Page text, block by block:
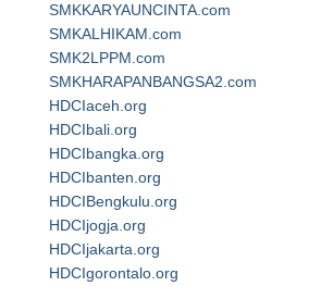
SMKKARYAUNCINTA.com
SMKALHIKAM.com
SMK2LPPM.com
SMKHARAPANBANGSA2.com
HDCIaceh.org
HDCIbali.org
HDCIbangka.org
HDCIbanten.org
HDCIBengkulu.org
HDCIjogja.org
HDCIjakarta.org
HDCIgorontalo.org